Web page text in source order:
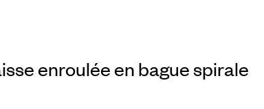
enroulée en bague spirale